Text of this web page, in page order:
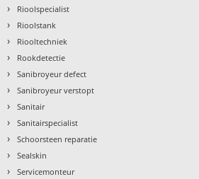
› Rioolspecialist
› Rioolstank
› Riooltechniek
› Rookdetectie
› Sanibroyeur defect
› Sanibroyeur verstopt
› Sanitair
› Sanitairspecialist
› Schoorsteen reparatie
› Sealskin
› Servicemonteur